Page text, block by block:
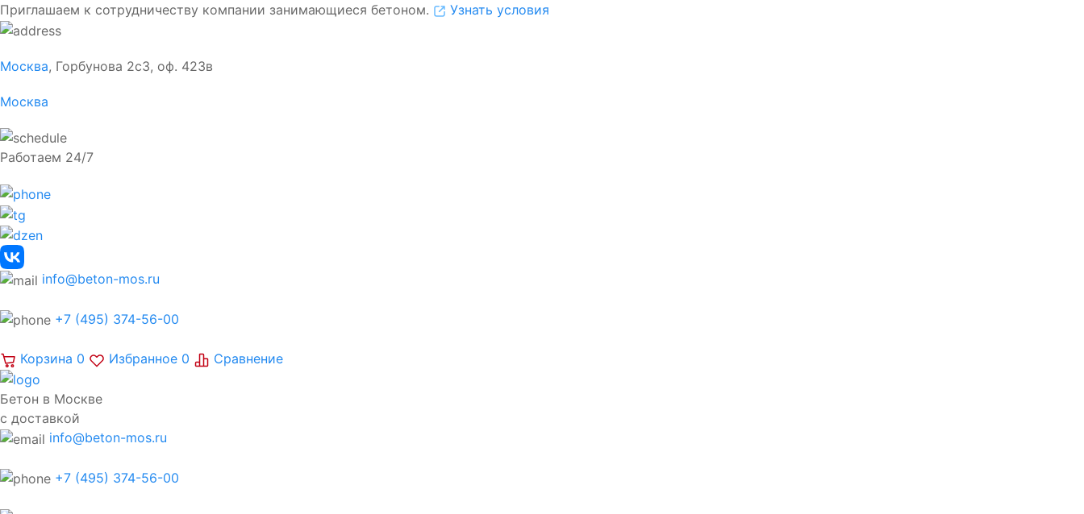
Приглашаем к сотрудничеству компании занимающиеся бетоном. Узнать условия
Москва, Горбунова 2с3, оф. 423в
Москва
Работаем 24/7
info@beton-mos.ru
+7 (495) 374-56-00
Корзина 0 Избранное 0 Сравнение
Бетон в Москве
с доставкой
info@beton-mos.ru
+7 (495) 374-56-00